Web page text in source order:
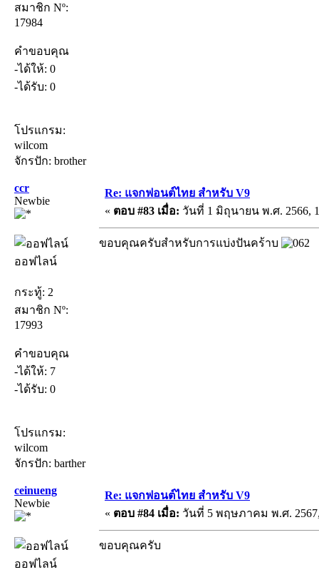
สมาชิก Nº:
17984
คำขอบคุณ
-ได้ให้: 0
-ได้รับ: 0
โปรแกรม:
wilcom
จักรปัก: brother
ccr
Newbie
ออฟไลน์
กระทู้: 2
สมาชิก Nº:
17993
คำขอบคุณ
-ได้ให้: 7
-ได้รับ: 0
โปรแกรม:
wilcom
จักรปัก: barther
Re: แจกฟอนต์ไทย สำหรับ V9
« ตอบ #83 เมื่อ: วันที่ 1 มิถุนายน พ.ศ. 2566,
ขอบคุณครับสำหรับการแบ่งปันคร้าบ
ceinueng
Newbie
ออฟไลน์
Re: แจกฟอนต์ไทย สำหรับ V9
« ตอบ #84 เมื่อ: วันที่ 5 พฤษภาคม พ.ศ. 2567,
ขอบคุณครับ